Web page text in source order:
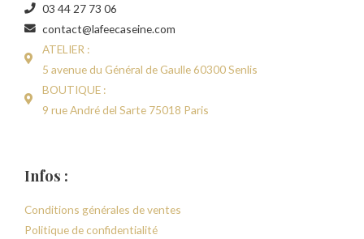
03 44 27 73 06
contact@lafeecaseine.com
ATELIER :
5 avenue du Général de Gaulle 60300 Senlis
BOUTIQUE :
9 rue André del Sarte 75018 Paris
Infos :
Conditions générales de ventes
Politique de confidentialité